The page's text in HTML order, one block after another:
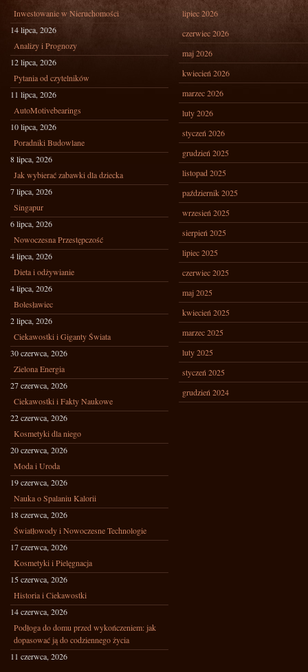
Inwestowanie w Nieruchomości
14 lipca, 2026
Analizy i Prognozy
12 lipca, 2026
Pytania od czytelników
11 lipca, 2026
AutoMotivebearings
10 lipca, 2026
Poradniki Budowlane
8 lipca, 2026
Jak wybierać zabawki dla dziecka
7 lipca, 2026
Singapur
6 lipca, 2026
Nowoczesna Przestępczość
4 lipca, 2026
Dieta i odżywianie
4 lipca, 2026
Bolesławiec
2 lipca, 2026
Ciekawostki i Giganty Świata
30 czerwca, 2026
Zielona Energia
27 czerwca, 2026
Ciekawostki i Fakty Naukowe
22 czerwca, 2026
Kosmetyki dla niego
20 czerwca, 2026
Moda i Uroda
19 czerwca, 2026
Nauka o Spalaniu Kalorii
18 czerwca, 2026
Światłowody i Nowoczesne Technologie
17 czerwca, 2026
Kosmetyki i Pielęgnacja
15 czerwca, 2026
Historia i Ciekawostki
14 czerwca, 2026
Podłoga do domu przed wykończeniem: jak
dopasować ją do codziennego życia
11 czerwca, 2026
lipiec 2026
czerwiec 2026
maj 2026
kwiecień 2026
marzec 2026
luty 2026
styczeń 2026
grudzień 2025
listopad 2025
październik 2025
wrzesień 2025
sierpień 2025
lipiec 2025
czerwiec 2025
maj 2025
kwiecień 2025
marzec 2025
luty 2025
styczeń 2025
grudzień 2024